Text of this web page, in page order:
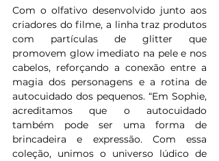
Com o olfativo desenvolvido junto aos
criadores do filme, a linha traz produtos
com partículas de glitter que
promovem glow imediato na pele e nos
cabelos, reforçando a conexão entre a
magia dos personagens e a rotina de
autocuidado dos pequenos. “Em Sophie,
acreditamos que o autocuidado
também pode ser uma forma de
brincadeira e expressão. Com essa
coleção, unimos o universo lúdico de